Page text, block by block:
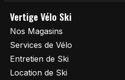
Vertige Vélo Ski
Nos Magasins
Services de Vélo
Entretien de Ski
Location de Ski